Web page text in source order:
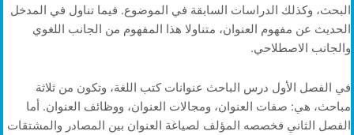
البحث، وكذلك الدراسات السابقة في الموضوع. فيما تناول في المدخل
الحديث عن مفهوم العنوان، متناولا هذا المفهوم من الجانب اللغوي
والجانب الاصطلاحي.
في الفصل الأول درس الباحث عنوانات كتب اللغة، وتكون من ثلاثة
مباحث، هي: صفات العنوان، ومجالات العنوان، ووظائف العنوان. أما
الفصل الثاني فخصصه المؤلف لصياغة العنوان بين المصادر والمشتقات